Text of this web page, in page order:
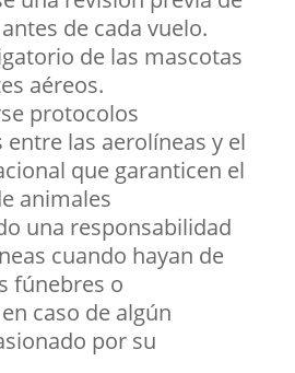
de cada vuelo.
de las mascotas
aéreos.
protocolos
las aerolíneas y el
que garanticen el
animales
una responsabilidad
cuando hayan de
fúnebres o
caso de algún
por su